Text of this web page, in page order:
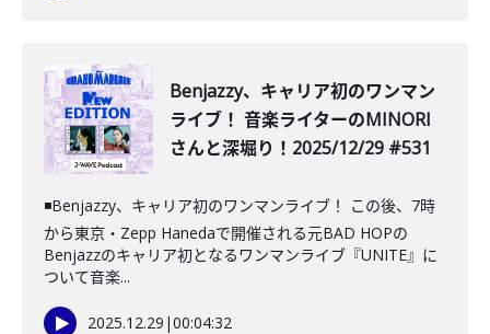
️Benjazzy、キャリア初のワンマン
ライブ！ 音楽ライターのMINORI
さんと深堀り！2025/12/29 #531
◾️Benjazzy、キャリア初のワンマンライブ！ この後、7時
から東京・Zepp Hanedaで開催される元BAD HOPの
Benjazzのキャリア初となるワンマンライブ『UNITE』に
ついて音楽...
2025.12.29 |00:04:32